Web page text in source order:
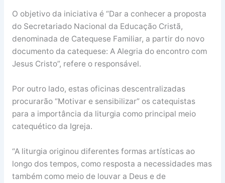
O objetivo da iniciativa é “Dar a conhecer a proposta
do Secretariado Nacional da Educação Cristã,
denominada de Catequese Familiar, a partir do novo
documento da catequese: A Alegria do encontro com
Jesus Cristo”, refere o responsável.
Por outro lado, estas oficinas descentralizadas
procurarão “Motivar e sensibilizar” os catequistas
para a importância da liturgia como principal meio
catequético da Igreja.
“A liturgia originou diferentes formas artísticas ao
longo dos tempos, como resposta a necessidades mas
também como meio de louvar a Deus e de